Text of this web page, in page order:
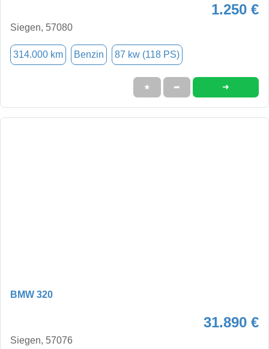
1.250 €
Siegen, 57080
314.000 km Benzin 87 kw (118 PS)
★ ➦ ➜
BMW 320
31.890 €
Siegen, 57076